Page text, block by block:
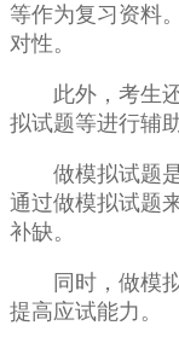
等作为复习资料
对性。
此外，考生还
拟试题等进行辅
做模拟试题是
通过做模拟试题
补缺。
同时，做模拟
提高应试能力。